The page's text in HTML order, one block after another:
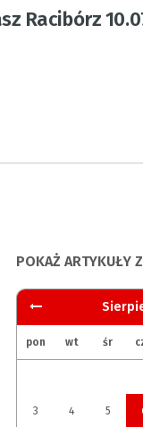
Racibórz
POKAŻ ARTYKUŁY
pon wt śr
3 4 5